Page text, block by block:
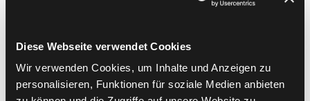
Diese Webseite verwendet Cookies
Wir verwenden Cookies, um Inhalte und Anzeigen zu
personalisieren, Funktionen für soziale Medien anbieten
Conversion Rates. Tools wie Google Analytics
Informationen, die helfen, das Nutzerverhalten
zu verstehen und Inhalte zu optimieren.
Unternehmen sollten regelmäßig überprüfen,